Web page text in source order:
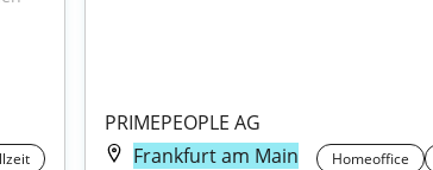
PRIMEPEOPLE AG
Frankfurt am Main
Homeoffice